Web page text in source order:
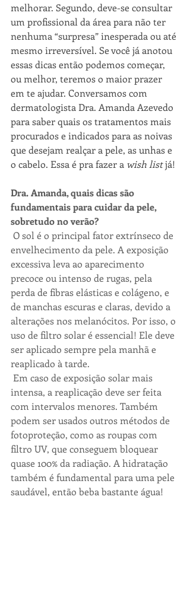
melhorar. Segundo, deve-se consultar
um profissional da área para não ter
nenhuma “surpresa” inesperada ou até
mesmo irreversível. Se você já anotou
essas dicas então podemos começar,
ou melhor, teremos o maior prazer
em te ajudar. Conversamos com
dermatologista Dra. Amanda Azevedo
para saber quais os tratamentos mais
procurados e indicados para as noivas
que desejam realçar a pele, as unhas e
o cabelo. Essa é pra fazer a wish list já!
Dra. Amanda, quais dicas são
fundamentais para cuidar da pele,
sobretudo no verão?
O sol é o principal fator extrínseco de
envelhecimento da pele. A exposição
excessiva leva ao aparecimento
precoce ou intenso de rugas, pela
perda de fibras elásticas e colágeno, e
de manchas escuras e claras, devido a
alterações nos melanócitos. Por isso, o
uso de filtro solar é essencial! Ele deve
ser aplicado sempre pela manhã e
reaplicado à tarde.
Em caso de exposição solar mais
intensa, a reaplicação deve ser feita
com intervalos menores. Também
podem ser usados outros métodos de
fotoproteção, como as roupas com
filtro UV, que conseguem bloquear
quase 100% da radiação. A hidratação
também é fundamental para uma pele
saudável, então beba bastante água!